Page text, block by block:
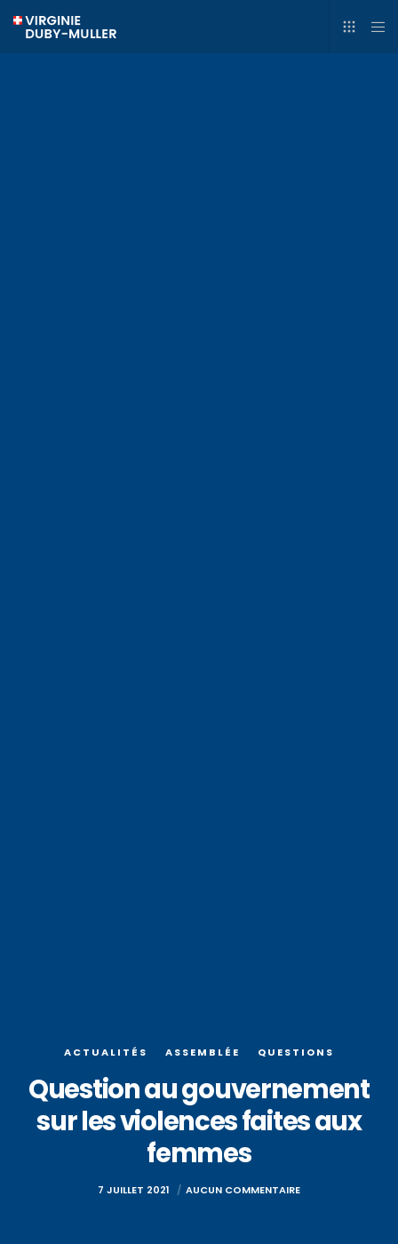
ACTUALITÉS ASSEMBLÉE QUESTIONS
Question au gouvernement
sur les violences faites aux
femmes
7 JUILLET 2021 AUCUN COMMENTAIRE